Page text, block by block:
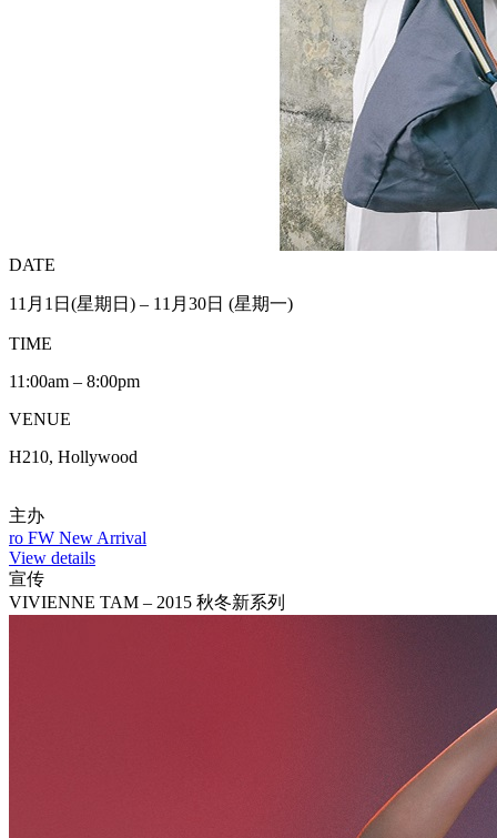
DATE
11月1日(星期日) – 11月30日 (星期一)
TIME
11:00am – 8:00pm
VENUE
H210, Hollywood
主办
ro FW New Arrival
View details
宣传
VIVIENNE TAM – 2015 秋冬新系列